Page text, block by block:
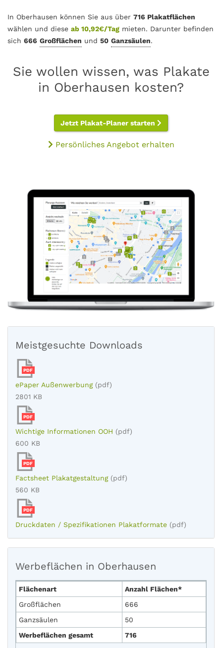
In Oberhausen können Sie aus über 716 Plakatflächen
wählen und diese ab 10,92€/Tag mieten. Darunter befinden
sich 666 Großflächen und 50 Ganzsäulen.
Sie wollen wissen, was Plakate
in Oberhausen kosten?
Jetzt Plakat-Planer starten
Persönliches Angebot erhalten
Meistgesuchte Downloads
PDF
ePaper Außenwerbung (pdf)
2801 KB
PDF
Wichtige Informationen OOH (pdf)
600 KB
PDF
Factsheet Plakatgestaltung (pdf)
560 KB
PDF
Druckdaten / Spezifikationen Plakatformate (pdf)
Werbeflächen in Oberhausen
Flächenart
Anzahl Flächen*
Großflächen
666
Ganzsäulen
50
Werbeflächen gesamt
716